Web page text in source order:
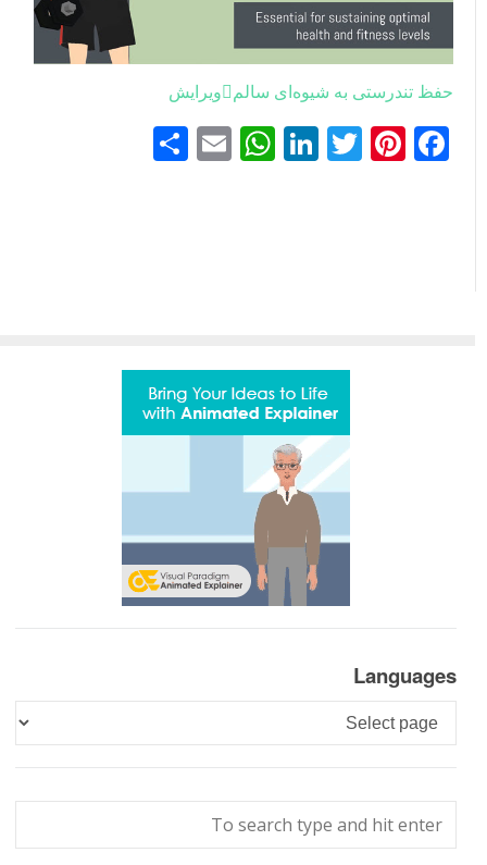
حفظ تندرستی به شیوه‌ای سالم ویرایش
Facebook
Pinterest
Twitter
LinkedIn
WhatsApp
Emailاشتراک
Languages
Languages